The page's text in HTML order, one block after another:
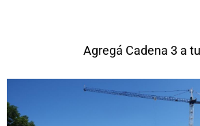
Agregá Cadena 3 a